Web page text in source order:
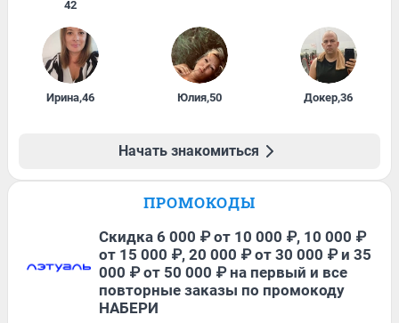
42
Ирина,46 Юлия,50 Докер,36
Начать знакомиться
ПРОМОКОДЫ
Скидка 6 000 ₽ от 10 000 ₽, 10 000 ₽
от 15 000 ₽, 20 000 ₽ от 30 000 ₽ и 35
000 ₽ от 50 000 ₽ на первый и все
повторные заказы по промокоду
НАБЕРИ